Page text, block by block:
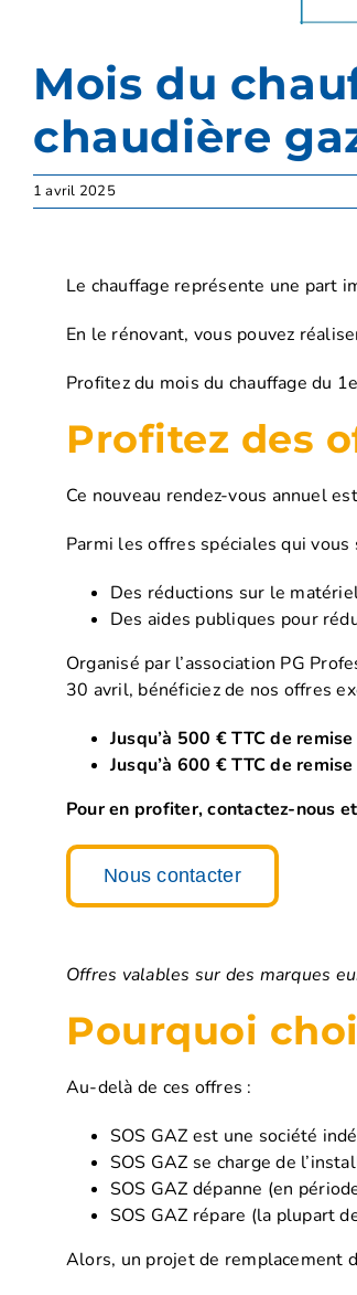
Mois du
chaudière
1 avril 2025
Le chauffage représente une part
En le rénovant, vous pouvez
Profitez du mois du chauffage du
Profitez des
Ce nouveau rendez-vous annuel
Parmi les offres spéciales qui vous
Des réductions sur le
Des aides publiques pour
Organisé par l’association PG
30 avril, bénéficiez de nos offres
Jusqu’à 500 € TTC de remise
Jusqu’à 600 € TTC de remise
Pour en profiter, contactez-nous
Nous contacter
Offres valables sur des marques
Pourquoi
Au-delà de ces offres :
SOS GAZ est une société
SOS GAZ se charge de
SOS GAZ dépanne (en
SOS GAZ répare (la plupart
Alors, un projet de remplacement